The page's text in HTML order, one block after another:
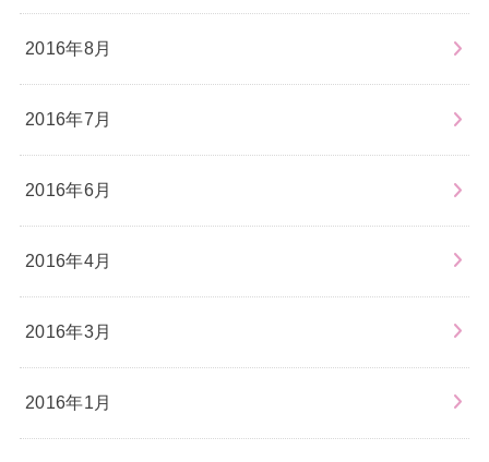
2016年8月
2016年7月
2016年6月
2016年4月
2016年3月
2016年1月